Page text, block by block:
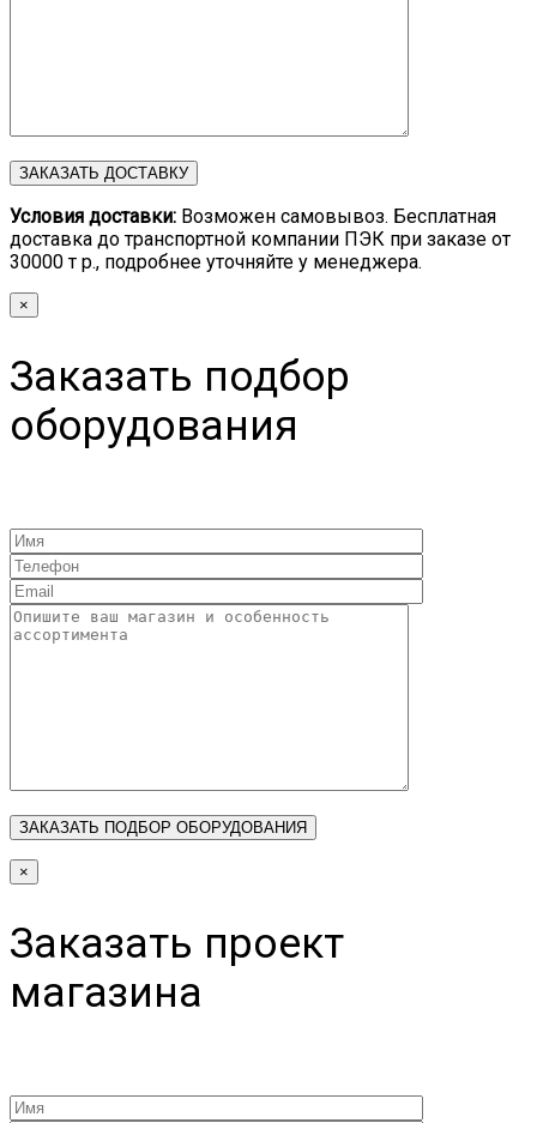
Условия доставки: Возможен самовывоз. Бесплатная
доставка до транспортной компании ПЭК при заказе от
30000 т р., подробнее уточняйте у менеджера.
×
Заказать подбор
оборудования
×
Заказать проект
магазина